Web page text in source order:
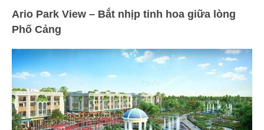
Ario Park View – Bắt nhịp tinh hoa giữa lòng
Phố Cảng